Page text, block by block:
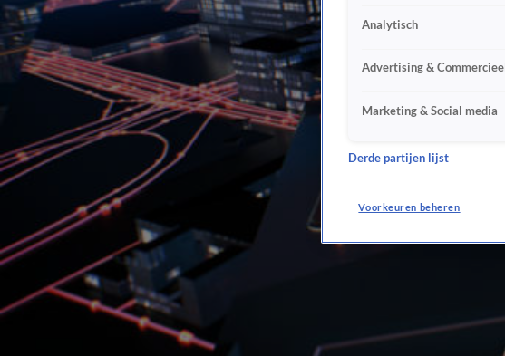
Analytisch
Advertising & Commercieel
Marketing & Social media
Derde partijen lijst
Voorkeuren beheren